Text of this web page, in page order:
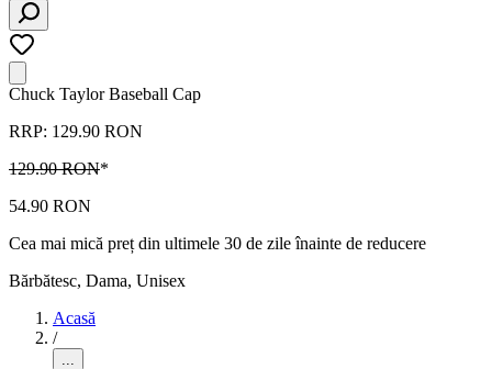
Chuck Taylor Baseball Cap
RRP: 129.90 RON
129.90 RON*
54.90 RON
Cea mai mică preț din ultimele 30 de zile înainte de reducere
Bărbătesc, Dama, Unisex
Acasă
/
...